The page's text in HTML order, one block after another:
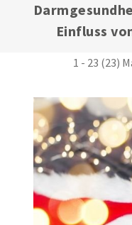
Einfluss
1 - 23 (23)